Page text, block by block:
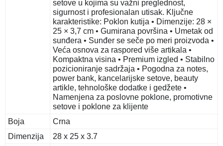
setove u kojima su važni preglednost,
sigurnost i profesionalan utisak. Ključne
karakteristike: Poklon kutija • Dimenzije: 28 ×
25 × 3,7 cm • Gumirana površina • Umetak od
sunđera • Sunđer se seče po meri proizvoda •
Veća osnova za raspored više artikala •
Kompaktna visina • Premium izgled • Stabilno
pozicioniranje sadržaja • Pogodna za notes,
power bank, kancelarijske setove, beauty
artikle, tehnološke dodatke i gedžete •
Namenjena za poslovne poklone, promotivne
setove i poklone za klijente
Boja
Crna
Dimenzija
28 x 25 x 3.7